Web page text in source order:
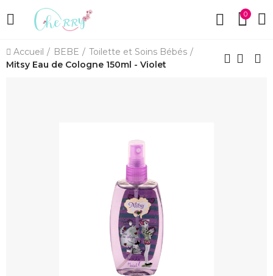
0
Accueil BEBE
Toilette et Soins Bébés
Mitsy Eau de Cologne 150ml - Violet